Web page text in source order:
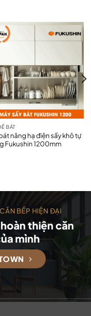
BÁT
nâng hạ điện sấy khô tự
Fukushin 1200mm
BẾP HIỆN ĐẠI
thiện căn
mình